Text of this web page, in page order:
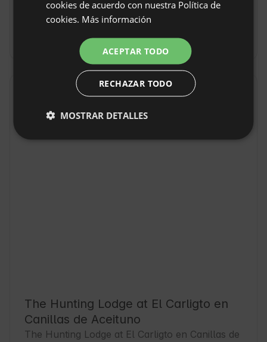
Hora de salida: Hasta 10:00
Localización
Canillas de Aceituno, Provincia Málaga, España
The Hunting Lodge at El Carligto en
Canillas de Aceituno
The Hunting Lodge at El Carligto en Canillas de
GERMAN
cookies de acuerdo con nuestra Política de
cookies. Más información
ACEPTAR TODO
RECHAZAR TODO
MOSTRAR DETALLES